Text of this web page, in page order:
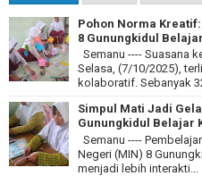
Pohon Norma
8 Gunungkidul
Semanu ---- Suasana
Selasa, (7/10/2025),
kolaboratif. Sebanyak
Simpul Mati Jadi
Gunungkidul Belajar
Semanu ----
Negeri (MIN) 8
menjadi lebih interakti...